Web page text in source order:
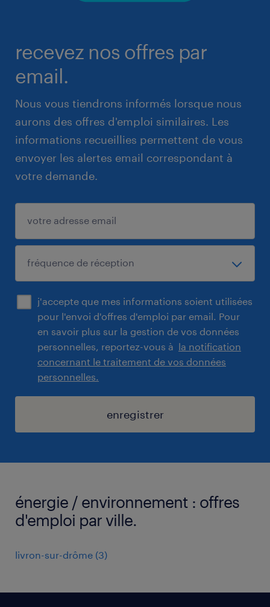
recevez nos offres par
email.
Nous vous tiendrons informés lorsque nous
aurons des offres d'emploi similaires. Les
informations recueillies permettent de vous
envoyer les alertes email correspondant à
votre demande.
j'accepte que mes informations soient utilisées
pour l'envoi d'offres d'emploi par email. Pour
en savoir plus sur la gestion de vos données
personnelles, reportez-vous à la notification
concernant le traitement de vos données
personnelles.
enregistrer
énergie / environnement : offres
d'emploi par ville.
livron-sur-drôme (3)